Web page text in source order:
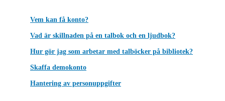
Vem kan få konto?
Vad är skillnaden på en talbok och en ljudbok?
Hur gör jag som arbetar med talböcker på bibliotek?
Skaffa demokonto
Hantering av personuppgifter